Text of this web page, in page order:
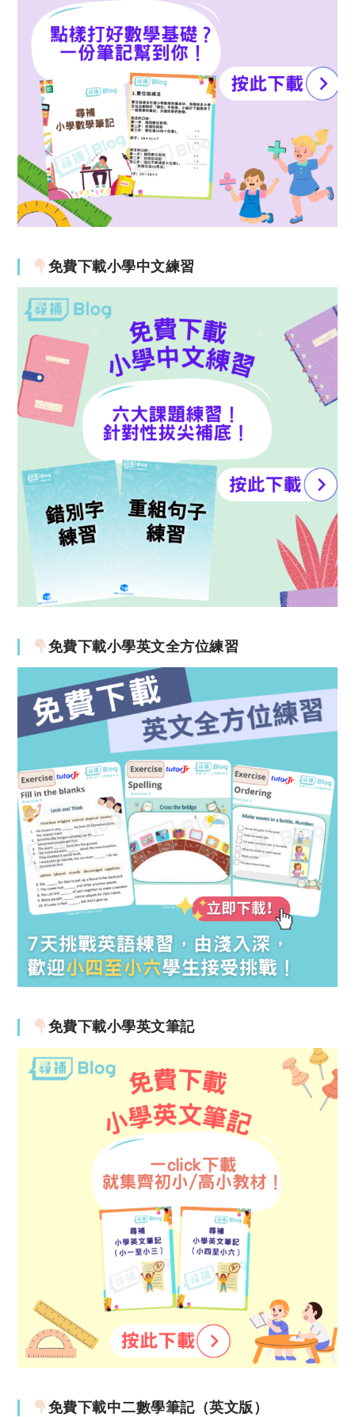
免費下載小學中文練習
免費下載小學英文全方位練習
免費下載小學英文筆記
免費下載中二數學筆記（英文版）